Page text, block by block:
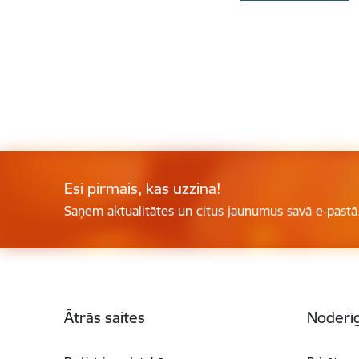
Esi pirmais, kas uzzina!
Saņem aktualitātes un citus jaunumus savā e-pastā.
Ātrās saites